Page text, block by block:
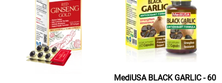
MediUSA BLACK GARLIC - 60